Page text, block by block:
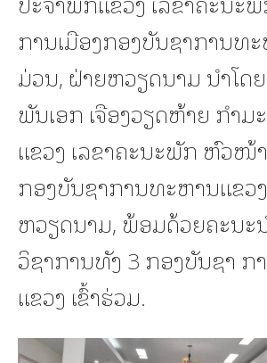
ການເມືອງກອງບັນຊາການທ
ມ່ວນ, ຝ່າຍຫວຽດນາມ ນຳໂດ
ພັນເອກ ເຈືອງວຽດຫ້າຍ ກຳ
ແຂວງ ເລຂາຄະນະພັກ ຫົວໜ້
ກອງບັນຊາການທະຫານແຂວ
ຫວຽດນາມ, ພ້ອມດ້ວຍຄະນະ
ວິຊາການທັງ 3 ກອງບັນຊາ
ແຂວງ ເຂົ້າຮ່ວມ.